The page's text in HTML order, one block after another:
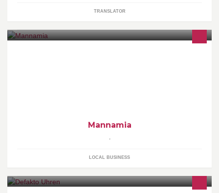
TRANSLATOR
Mannamia
,
LOCAL BUSINESS